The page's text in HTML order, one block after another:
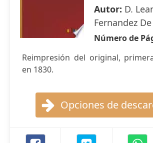
Autor: D.
Fernandez
Número de
Reimpresión del original,
en 1830.
Opciones de